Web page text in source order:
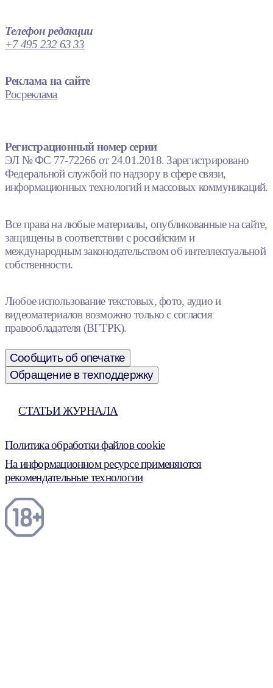
Телефон редакции
+7 495 232 63 33
Реклама на сайте
Росреклама
Регистрационный номер серии
ЭЛ № ФС 77-72266 от 24.01.2018. Зарегистрировано
Федеральной службой по надзору в сфере связи,
информационных технологий и массовых коммуникаций.
Все права на любые материалы, опубликованные на сайте,
защищены в соответствии с российским и
международным законодательством об интеллектуальной
собственности.
Любое использование текстовых, фото, аудио и
видеоматериалов возможно только с согласия
правообладателя (ВГТРК).
Сообщить об опечатке
Обращение в техподдержку
СТАТЬИ ЖУРНАЛА
Политика обработки файлов cookie
На информационном ресурсе применяются
рекомендательные технологии